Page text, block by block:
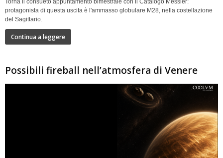
Torna il consueto appuntamento bimestrale con il Catalogo Messier:
protagonista di questa uscita è l'ammasso globulare M28, nella costellazione
del Sagittario.
Continua a leggere
Possibili fireball nell’atmosfera di Venere